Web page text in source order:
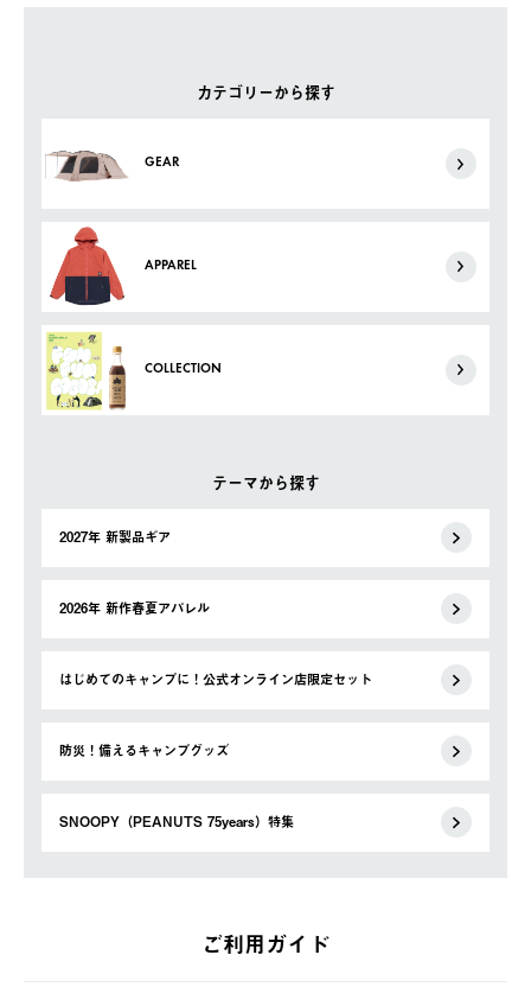
カテゴリーから探す
GEAR
APPAREL
COLLECTION
テーマから探す
2027年 新製品ギア
2026年 新作春夏アパレル
はじめてのキャンプに！公式オンライン店限定セット
防災！備えるキャンプグッズ
SNOOPY（PEANUTS 75years）特集
ご利用ガイド